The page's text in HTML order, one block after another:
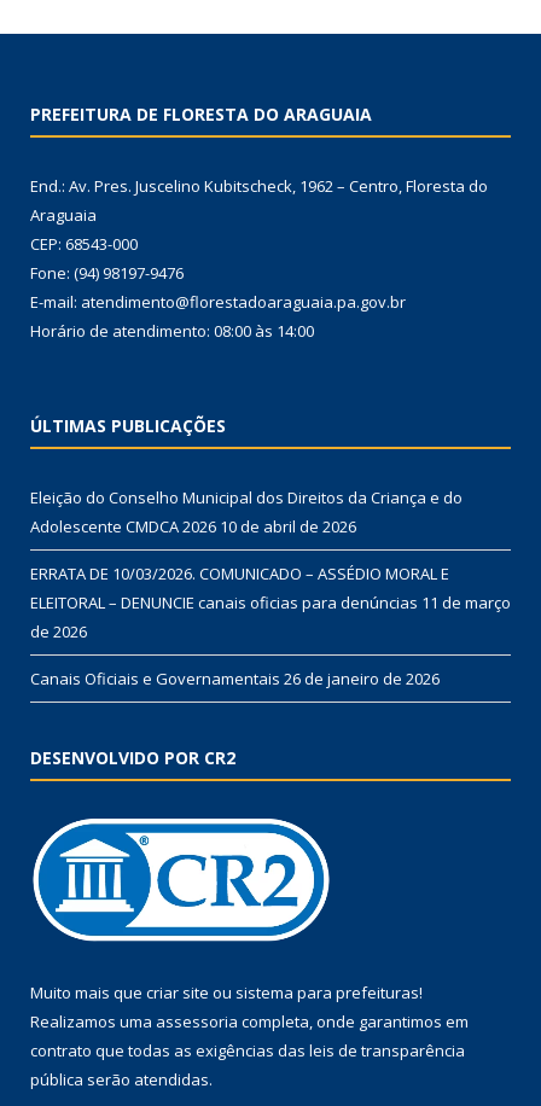
PREFEITURA DE FLORESTA DO ARAGUAIA
End.: Av. Pres. Juscelino Kubitscheck, 1962 – Centro, Floresta do
Araguaia
CEP: 68543-000
Fone: (94) 98197-9476
E-mail: atendimento@florestadoaraguaia.pa.gov.br
Horário de atendimento: 08:00 às 14:00
ÚLTIMAS PUBLICAÇÕES
Eleição do Conselho Municipal dos Direitos da Criança e do
Adolescente CMDCA 2026 10 de abril de 2026
ERRATA DE 10/03/2026. COMUNICADO – ASSÉDIO MORAL E
ELEITORAL – DENUNCIE canais oficias para denúncias 11 de março
de 2026
Canais Oficiais e Governamentais 26 de janeiro de 2026
DESENVOLVIDO POR CR2
Muito mais que criar site ou sistema para prefeituras!
Realizamos uma assessoria completa, onde garantimos em
contrato que todas as exigências das leis de transparência
pública serão atendidas.